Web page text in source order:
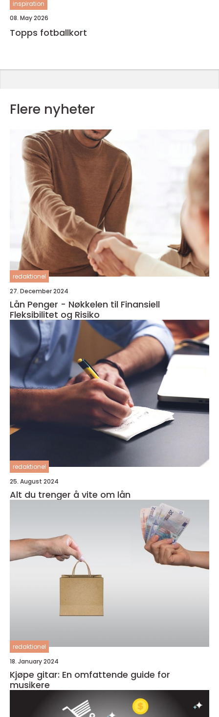
inspiration
08. May 2026
Topps fotballkort
Flere nyheter
redaktionel
27. December 2024
Lån Penger - Nøkkelen til Finansiell
Fleksibilitet og Risiko
redaktionel
25. August 2024
Alt du trenger å vite om lån
redaktionel
18. January 2024
Kjøpe gitar: En omfattende guide for
musikere